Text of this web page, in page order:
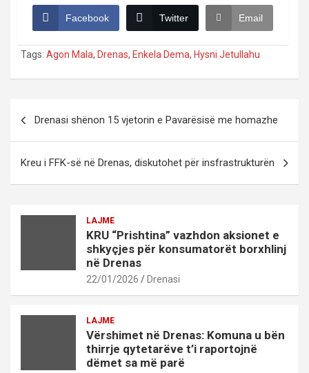
Facebook Twitter Email
Tags: Agon Mala, Drenas, Enkela Dema, Hysni Jetullahu
Drenasi shënon 15 vjetorin e Pavarësisë me homazhe
Kreu i FFK-së në Drenas, diskutohet për insfrastrukturën
LAJME
KRU “Prishtina” vazhdon aksionet e
shkyçjes për konsumatorët borxhlinj
në Drenas
22/01/2026 Drenasi
LAJME
Vërshimet në Drenas: Komuna u bën
thirrje qytetarëve t’i raportojnë
dëmet sa më parë